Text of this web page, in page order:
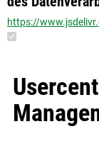
https://